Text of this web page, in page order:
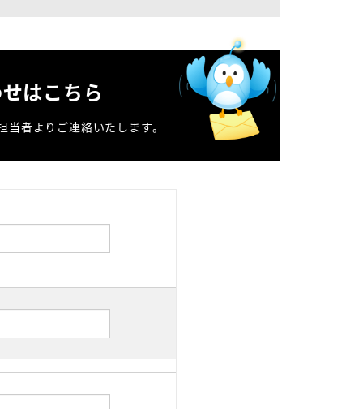
はこちら
当者よりご連絡いたします。